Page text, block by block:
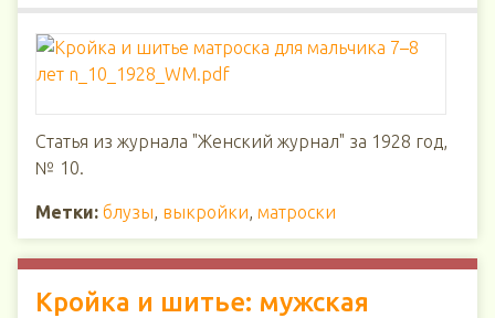
Статья из журнала "Женский журнал" за 1928 год,
№ 10.
Метки: блузы, выкройки, матроски
Кройка и шитье: мужская